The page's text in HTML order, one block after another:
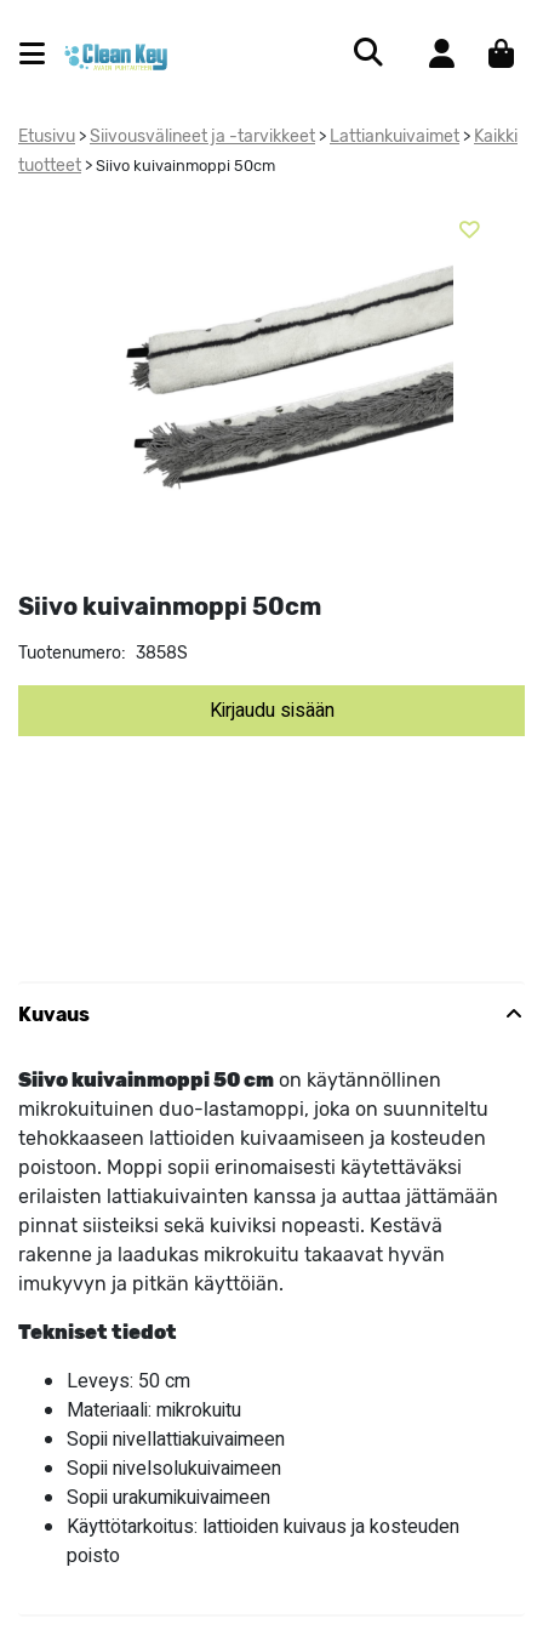
Etusivu > Siivousvälineet ja -tarvikkeet > Lattiankuivaimet > Kaikki
tuotteet > Siivo kuivainmoppi 50cm
Siivo kuivainmoppi 50cm
Tuotenumero: 3858S
Kirjaudu sisään
Kuvaus
Siivo kuivainmoppi 50 cm on käytännöllinen
mikrokuituinen duo-lastamoppi, joka on suunniteltu
tehokkaaseen lattioiden kuivaamiseen ja kosteuden
poistoon. Moppi sopii erinomaisesti käytettäväksi
erilaisten lattiakuivainten kanssa ja auttaa jättämään
pinnat siisteiksi sekä kuiviksi nopeasti. Kestävä
rakenne ja laadukas mikrokuitu takaavat hyvän
imukyvyn ja pitkän käyttöiän.
Tekniset tiedot
Leveys: 50 cm
Materiaali: mikrokuitu
Sopii nivellattiakuivaimeen
Sopii nivelsolukuivaimeen
Sopii urakumikuivaimeen
Käyttötarkoitus: lattioiden kuivaus ja kosteuden
poisto